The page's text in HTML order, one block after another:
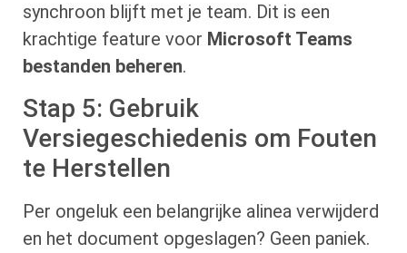
synchroon blijft met je team. Dit is een
krachtige feature voor Microsoft Teams
bestanden beheren.
Stap 5: Gebruik
Versiegeschiedenis om Fouten
te Herstellen
Per ongeluk een belangrijke alinea verwijderd
en het document opgeslagen? Geen paniek.